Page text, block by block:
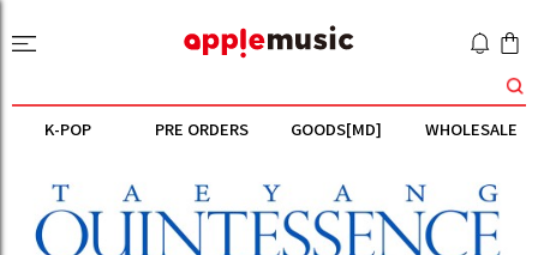
K-POP PRE ORDERS GOODS[MD] WHOLESALE